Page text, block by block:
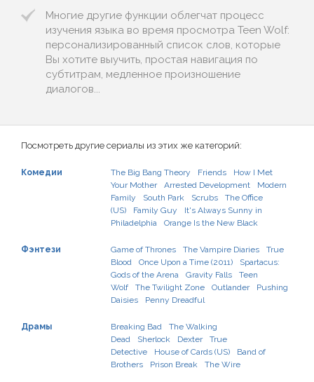
Многие другие функции облегчат процесс
изучения языка во время просмотра Teen Wolf:
персонализированный список слов, которые
Вы хотите выучить, простая навигация по
субтитрам, медленное произношение
диалогов...
Посмотреть другие сериалы из этих же категорий:
Комедии The Big Bang Theory Friends
How I Met
Your Mother
Arrested Development
Modern
Family
South Park Scrubs
The Office
(US)
Family Guy
It's Always Sunny in
Philadelphia
Orange Is the New Black
Фэнтези Game of Thrones The Vampire Diaries
True
Blood
Once Upon a Time (2011)
Spartacus:
Gods of the Arena
Gravity Falls
Teen
Wolf
The Twilight Zone Outlander
Pushing
Daisies
Penny Dreadful
Драмы Breaking Bad
The Walking
Dead
Sherlock Dexter
True
Detective
House of Cards (US)
Band of
Brothers
Prison Break The Wire